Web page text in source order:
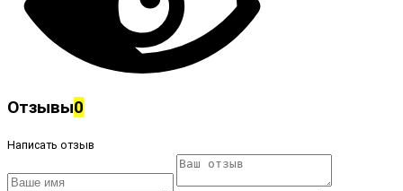
Отзывы0
Написать отзыв